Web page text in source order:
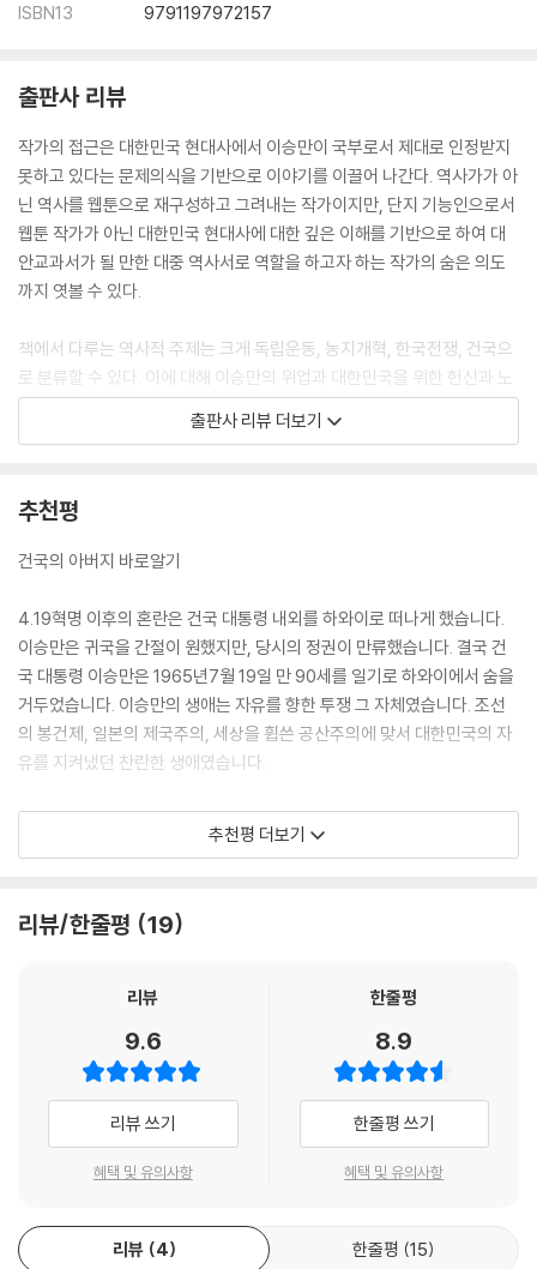
ISBN13
9791197972157
출판사 리뷰
작가의 접근은 대한민국 현대사에서 이승만이 국부로서 제대로 인정받지
못하고 있다는 문제의식을 기반으로 이야기를 이끌어 나간다. 역사가가 아
닌 역사를 웹툰으로 재구성하고 그려내는 작가이지만, 단지 기능인으로서
웹툰 작가가 아닌 대한민국 현대사에 대한 깊은 이해를 기반으로 하여 대
안교과서가 될 만한 대중 역사서로 역할을 하고자 하는 작가의 숨은 의도
까지 엿볼 수 있다.
책에서 다루는 역사적 주제는 크게 독립운동, 농지개혁, 한국전쟁, 건국으
로 분류할 수 있다. 이에 대해 이승만의 위업과 대한민국을 위한 헌신과 노
력이 어떠했는가를 핵심을 간추려 알기 쉽게 보여주고 있다.
련에 대해 즉각 전쟁을 선포하지 않는 미국을 어리석다고 비난하는 대한민
국의 건국과 미래를 이끌어 갔던 지도자로서의 출중한 강단을 보이는 이승
이승만의 중대한 업적으로서 빠질 수 없는 토지 개혁에 대해서는 사유재산
과 소유욕을 빼앗아 공산주의체제로 자유시장 경제 국가를 위한 이승만의
명암을 뚜렷하게 대비시켜 보여준다. 그리고 토지개혁은 민주주의 수립과
정착의 중대한 요소가 되어 사실상 건국과 농지개혁으로 대한민국의 문명
사적 대전환으로 설명하고 있다.
초등학교 교사가 학생에게 이승만의 업적과 본모습을 알리며 역사의 장면
도 접근성을 높인 것이기도 하다. 간결하고 군더더기 없이 뛰어난 작화 및
등에서 탁월한 대한민국의 대표 웹툰 작가로 손색이 없는 윤서인의 작가적
능력은 이번 작품에서도 여실히 드러나기 때문이다.
그의 절제되고 깔끔하고 안정감 있으며 시선을 유도하고 집중시키는 캐릭
터 구현과 작화는 이번 작품에서도 여지없이 드러난다. 무엇보다 더 빛을
발하는 것은 그의 장면 연출 능력인데, 역사 교육 웹툰으로서 기능하는 본
작에서 장면 구성과 연출의 역할이 지대하기 때문이다. 역사적 사실과 그
서 핵심을 간파하여 연출하는 능력은 그가 정점에 이른 작가임을 보여주고
출판사 리뷰 더보기
추천평
건국의 아버지 바로알기
4.19혁명 이후의 혼란은 건국 대통령 내외를 하와이로 떠나게 했습니다.
이승만은 귀국을 간절이 원했지만, 당시의 정권이 만류했습니다. 결국 건
국 대통령 이승만은 1965년7월 19일 만 90세를 일기로 하와이에서 숨을
거두었습니다. 이승만의 생애는 자유를 향한 투쟁 그 자체였습니다. 조선
의 봉건제, 일본의 제국주의, 세상을 휩쓴 공산주의에 맞서 대한민국의 자
유를 지켜냈던 찬란한 생애였습니다.
건국의 아버지 유언 “잃었던 나라의 독립을 다시 찾는 일이 얼마나 어렵고
힘들었는지 우리 국민은 알아야 하며 불행했던 과거사를 거울삼아 다시는
자유민주당은 윤서인 작가와 함께 초대 대통령 이승만의 위업을 알리는 웹
민에게 전파하고, 이제 책으로 엮었습니다.
이승만 대통령은 빼앗긴 나라를 되찾아 자유민주주의를 심은 대한민국 건
국의 아버지입니다. 이승만 대통령의 애국심과 위업을 역사적 사실(史實)
을 바탕으로 자라나는 세대에게 제대로 쉽게 알려 모든 국민이 자긍심과
용기로 바른 재도약의 길에 함께 하길 희망합니다. 감사합니다.
- 고영주 (변호사)
추천평 더보기
리뷰/한줄평 19
리뷰
9.6
리뷰 쓰기
혜택 및 유의사항
한줄평
8.9
한줄평 쓰기
혜택 및 유의사항
리뷰 4 한줄평 15